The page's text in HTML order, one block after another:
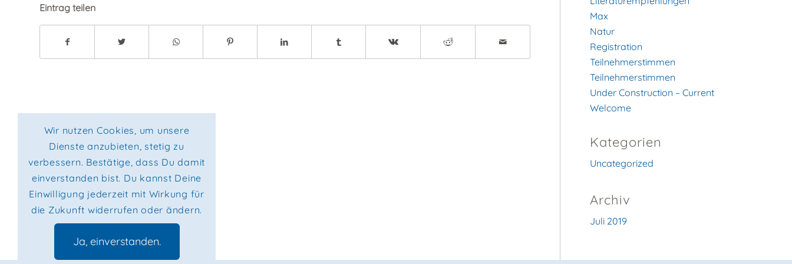
Eintrag teilen
Max
Natur
Registration
Teilnehmerstimmen
Teilnehmerstimmen
Under Construction – Current
Welcome
Kategorien
Uncategorized
Archiv
Juli 2019
Wir nutzen Cookies, um unsere
Dienste anzubieten, stetig zu
verbessern. Bestätige, dass Du damit
einverstanden bist. Du kannst Deine
Einwilligung jederzeit mit Wirkung für
die Zukunft widerrufen oder ändern.
Ja, einverstanden.